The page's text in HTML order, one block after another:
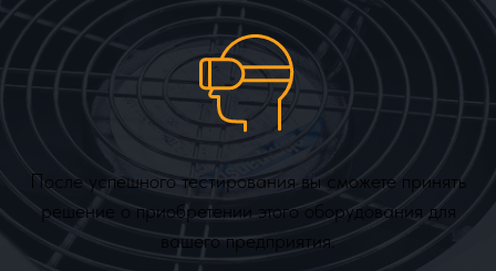
После успешного тестирования вы сможете принять
решение о приобретении этого оборудования для
вашего предприятия.